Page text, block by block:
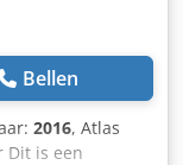
Bellen
2016, Atlas
Dit is een